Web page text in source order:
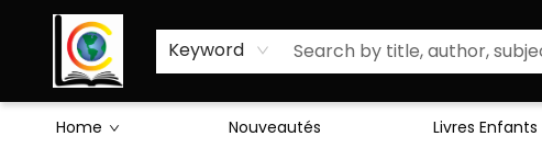
Keyword
Home Nouveautés Livres Enfants
Sciences Humaines
Activités & Jeux
Enseignants
Littérature
À Propos de Nous